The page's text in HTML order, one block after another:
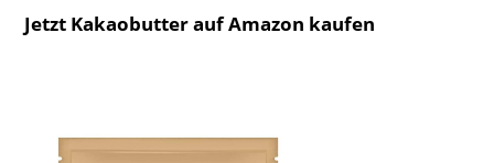
Jetzt Kakaobutter auf Amazon kaufen